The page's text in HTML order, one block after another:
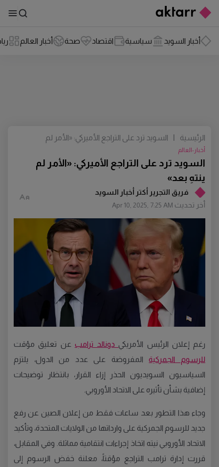
أخبار السويد سياسية اقتصاد صحة أخبار العالم
فريق التجرير أكتر أخبار السويد
أخر تحديث Apr 10, 2025, 7:25 AM
السويد ترد على التراجع الأميركي: «الأمر لم
ينتهِ بعد»
أخبار-العالم
الرئيسية |
السويد ترد على التراجع الأميركي: «الأمر لم
رغم إعلان الرئيس الأمريكيدونالد ترامب عن تعليق مؤقت
للرسوم الجمركيةالمفروضة على عدد من الدول، يلتزم
السياسيون السويديون الحذر إزاء القرار، بانتظار توضيحات
إضافية بشأن تأثيره على الاتحاد الأوروبي.
وجاء هذا التطور بعد ساعات فقط من إعلان الصين عن رفع
جديد للرسوم الجمركية على وارداتها من الولايات المتحدة، وتأكيد
الاتحاد الأوروبي نيته اتخاذ إجراءات انتقامية مماثلة. وفي المقابل،
قررت إدارة ترامب التراجع مؤقتاً، معلنة خفض الرسوم إلى